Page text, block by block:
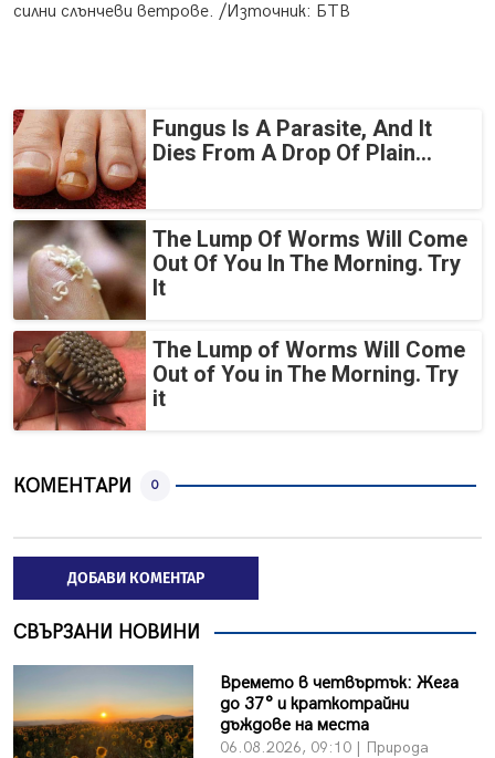
силни слънчеви ветрове. /Източник: БТВ
Fungus Is A Parasite, And It
Dies From A Drop Of Plain...
The Lump Of Worms Will Come
Out Of You In The Morning. Try
It
The Lump of Worms Will Come
Out of You in The Morning. Try
it
КОМЕНТАРИ 0
ДОБАВИ КОМЕНТАР
СВЪРЗАНИ НОВИНИ
Времето в четвъртък: Жега
до 37° и краткотрайни
дъждове на места
06.08.2026, 09:10 | Природа